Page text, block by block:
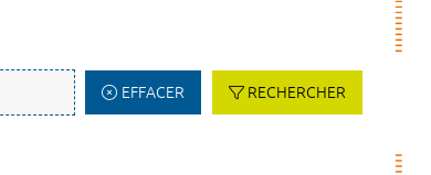
EFFACER RECHERCHER